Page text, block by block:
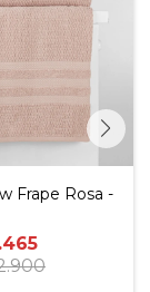
Frape Rosa -